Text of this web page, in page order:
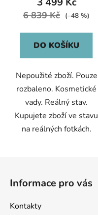
6 839 Kč (–48 %)
DO KOŠÍKU
Nepoužité zboží. Pouze
rozbaleno. Kosmetické
vady. Reálný stav.
Kupujete zboží ve stavu
na reálných fotkách.
Informace pro vás
Kontakty